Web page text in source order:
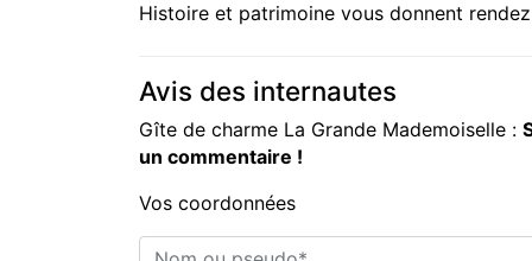
Histoire et patrimoine vous donnent
Avis des internautes
Gîte de charme La Grande Mademoiselle :
un commentaire !
Vos coordonnées
Nom ou pseudo*